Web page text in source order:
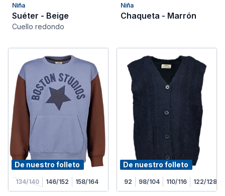
Niña
Suéter - Beige
Cuello redondo
Niña
Chaqueta - Marrón
De nuestro folleto
134/140 146/152 158/164
De nuestro folleto
92 98/104 110/116 122/128